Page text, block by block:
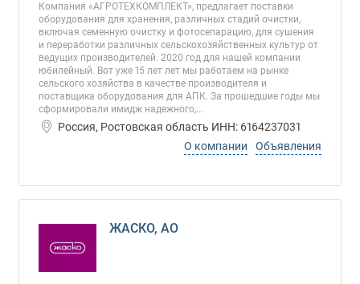
Компания «АГРОТЕХКОМПЛЕКТ», предлагает поставки
оборудования для хранения, различных стадий очистки,
включая семенную очистку и фотосепарацию, для сушения
и переработки различных сельскохозяйственных культур от
ведущих производителей. 2020 год для нашей компании
юбилейный. Вот уже 15 лет лет мы работаем на рынке
сельского хозяйства в качестве производителя и
поставщика оборудования для АПК. За прошедшие годы мы
сформировали имидж надежного,...
Россия, Ростовская область ИНН: 6164237031
О компании
Объявления
ЖАСКО, АО